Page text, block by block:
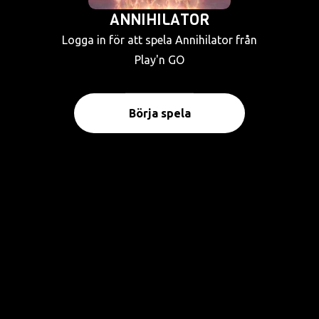
ANNIHILATOR
Logga in för att spela Annihilator från
Play'n GO
Börja spela